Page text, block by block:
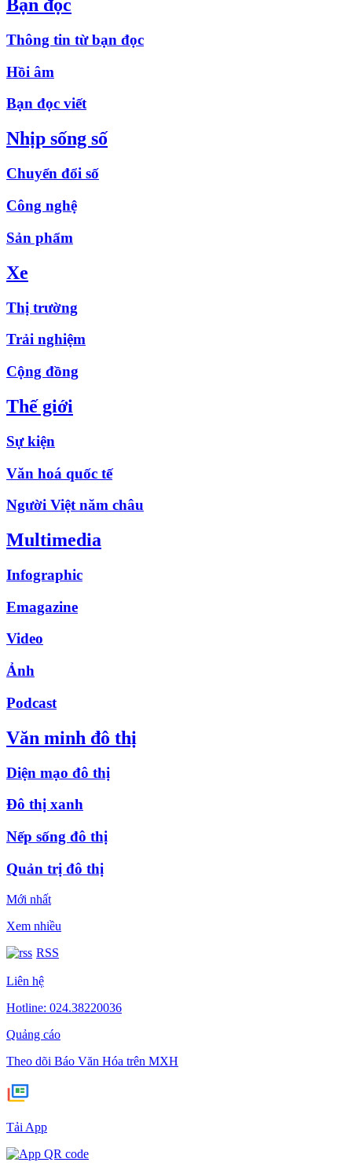
Bạn đọc
Thông tin từ bạn đọc
Hồi âm
Bạn đọc viết
Nhịp sống số
Chuyển đổi số
Công nghệ
Sản phẩm
Xe
Thị trường
Trải nghiệm
Cộng đồng
Thế giới
Sự kiện
Văn hoá quốc tế
Người Việt năm châu
Multimedia
Infographic
Emagazine
Video
Ảnh
Podcast
Văn minh đô thị
Diện mạo đô thị
Đô thị xanh
Nếp sống đô thị
Quản trị đô thị
Mới nhất
Xem nhiều
RSS
Liên hệ
Hotline: 024.38220036
Quảng cáo
Theo dõi Báo Văn Hóa trên MXH
Tải App